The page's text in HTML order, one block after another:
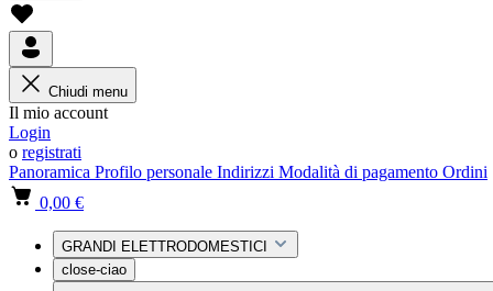
Chiudi menu
Il mio account
Login
o registrati
Panoramica Profilo personale Indirizzi Modalità di pagamento Ordini
0,00 €
GRANDI ELETTRODOMESTICI
close-ciao